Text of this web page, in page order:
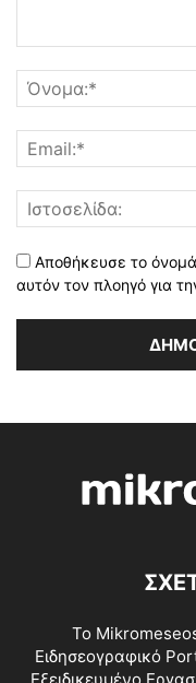
Αποθήκευσε το
αυτόν τον πλοηγό για
Το
Ειδησεογραφικό